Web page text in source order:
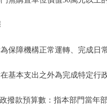
障機構正常運轉、完成日
本支出之外為完成特定行
款預算數：指本部門當年部